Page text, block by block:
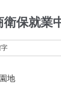
衛保就業
地